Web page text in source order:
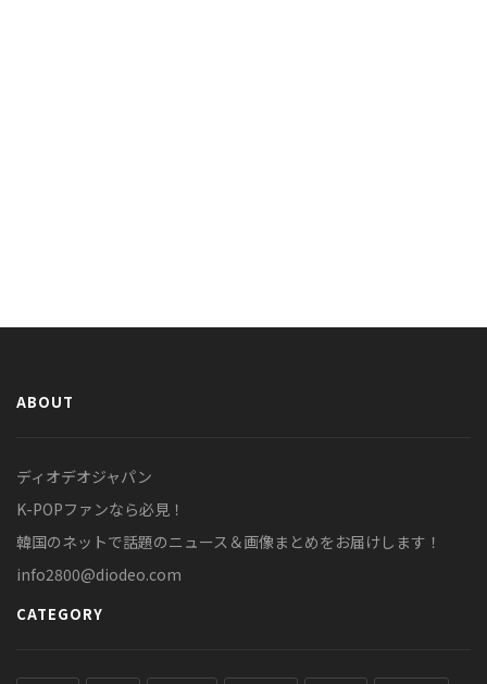
ABOUT
ディオデオジャパン
K-POPファンなら必見！
韓国のネットで話題のニュース＆画像まとめをお届けします！
info2800@diodeo.com
CATEGORY